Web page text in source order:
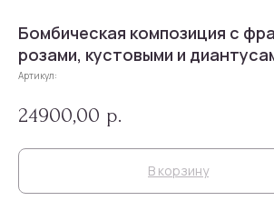
Бомбическая композиция с
розами, кустовыми и
Артикул:
24900,00 р.
В корзину